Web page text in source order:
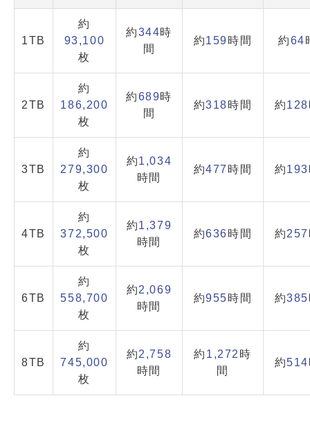
1TB
約
93,100
枚
約344時
間
約159時間 約64
2TB
約
186,200
枚
約689時
間
約318時間 約128
3TB
約
279,300
枚
約1,034
時間
約477 時間 約193
4TB
約
372,500
枚
約1,379
時間
約636時間 約257
6TB
約
558,700
枚
約2,069
時間
約955時間 約385
8TB
約
745,000
枚
約2,758
時間
約 1,272 時
間
約514